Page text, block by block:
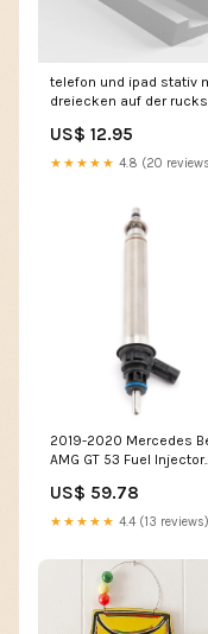
telefon und ipad stativ
dreiecken auf der
US$ 12.95
★★★★★ 4.8 (20
2019-2020 Mercedes
AMG GT 53 Fuel Injector
Generic Amount:1PC
US$ 59.78
★★★★★ 4.4 (13 reviews)